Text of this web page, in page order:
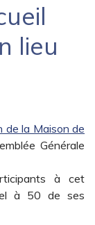
lieu
de la Maison de
Générale
à cet
à 50 de ses